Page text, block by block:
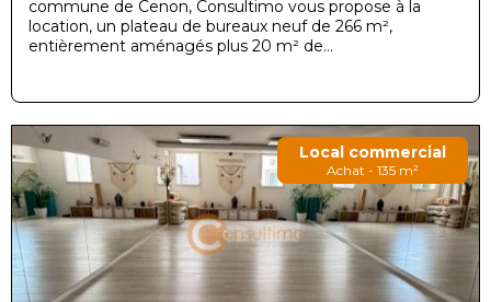
commune de Cenon, Consultimo vous propose à la
location, un plateau de bureaux neuf de 266 m²,
entièrement aménagés plus 20 m² de...
Local commercial
Achat - 135 m²